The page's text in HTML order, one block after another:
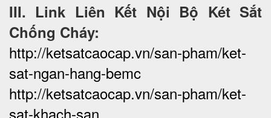
III. Link Liên Kết Nội Bộ Két Sắt
Chống Cháy:
http://ketsatcaocap.vn/san-pham/ket-
sat-ngan-hang-bemc
http://ketsatcaocap.vn/san-pham/ket-
sat-khach-san